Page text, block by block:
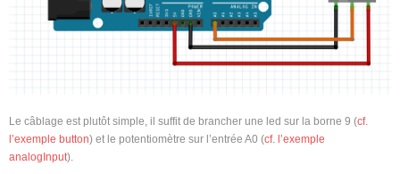
Le câblage est plutôt simple, il suffit de brancher une led sur la borne 9 (cf.
l’exemple button) et le potentiomètre sur l’entrée A0 (cf. l’exemple
analogInput).